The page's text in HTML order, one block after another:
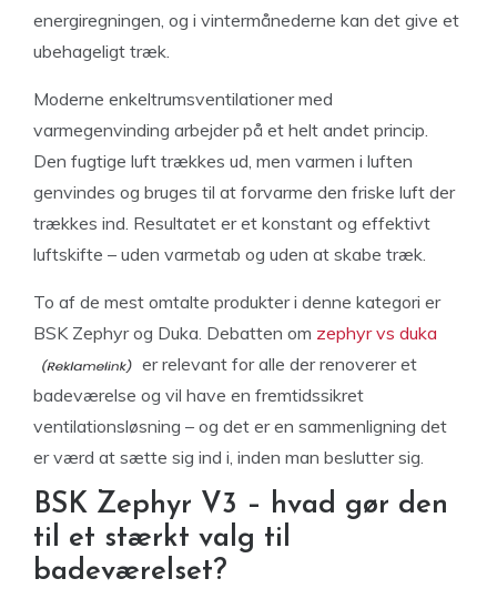
energiregningen, og i vintermånederne kan det give et
ubehageligt træk.
Moderne enkeltrumsventilationer med
varmegenvinding arbejder på et helt andet princip.
Den fugtige luft trækkes ud, men varmen i luften
genvindes og bruges til at forvarme den friske luft der
trækkes ind. Resultatet er et konstant og effektivt
luftskifte – uden varmetab og uden at skabe træk.
To af de mest omtalte produkter i denne kategori er
BSK Zephyr og Duka. Debatten om zephyr vs duka
er relevant for alle der renoverer et
badeværelse og vil have en fremtidssikret
ventilationsløsning – og det er en sammenligning det
er værd at sætte sig ind i, inden man beslutter sig.
BSK Zephyr V3 – hvad gør den
til et stærkt valg til
badeværelset?